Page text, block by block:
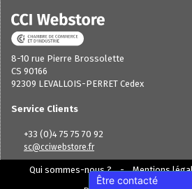
Être contacté
8-10 rue Pierre Brossolette
CS 90166
92309 LEVALLOIS-PERRET Cedex
Service Clients
+33 (0)4 75 75 70 92
sc@cciwebstore.fr
Qui sommes-nous ? Mentions